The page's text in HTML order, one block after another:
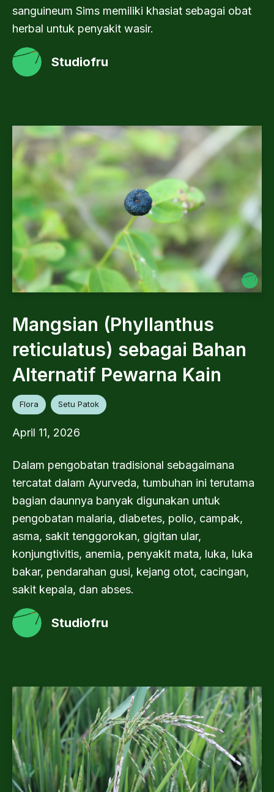
sanguineum Sims memiliki khasiat sebagai obat
herbal untuk penyakit wasir.
Studiofru
Mangsian (Phyllanthus
reticulatus) sebagai Bahan
Alternatif Pewarna Kain
Flora Setu Patok
April 11, 2026
Dalam pengobatan tradisional sebagaimana
tercatat dalam Ayurveda, tumbuhan ini terutama
bagian daunnya banyak digunakan untuk
pengobatan malaria, diabetes, polio, campak,
asma, sakit tenggorokan, gigitan ular,
konjungtivitis, anemia, penyakit mata, luka, luka
bakar, pendarahan gusi, kejang otot, cacingan,
sakit kepala, dan abses.
Studiofru